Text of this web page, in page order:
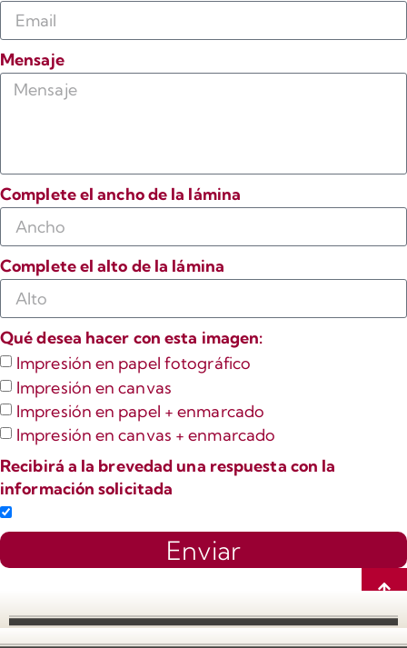
Mensaje
Complete el ancho de la lámina
Complete el alto de la lámina
Qué desea hacer con esta imagen:
Impresión en papel fotográfico
Impresión en canvas
Impresión en papel + enmarcado
Impresión en canvas + enmarcado
Recibirá a la brevedad una respuesta con la
información solicitada
Enviar